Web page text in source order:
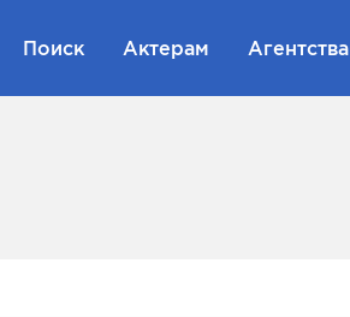
Поиск Актерам Агентства